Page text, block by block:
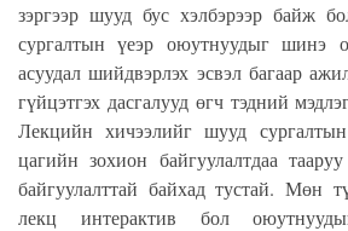
зэргээр шууд бус хэлбэрээр байж
сургалтын үеэр оюутнуудыг шинэ
асуудал шийдвэрлэх эсвэл багаар
гүйцэтгэх дасгалууд өгч тэдний
Лекцийн хичээлийг шууд
цагийн зохион байгуулалтдаа
байгуулалттай байхад тустай. Мөн
лекц интерактив бол